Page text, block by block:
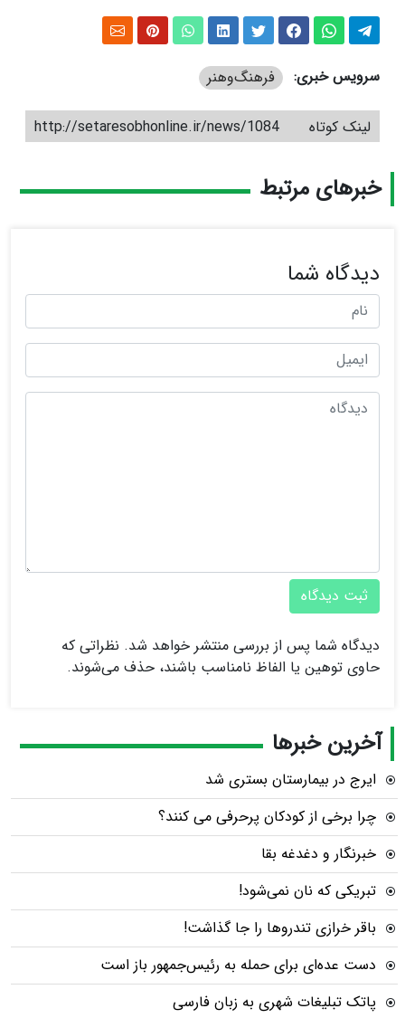
سرویس خبری: فرهنگ‌و‌هنر
لینک کوتاه http://setaresobhonline.ir/news/1084
خبرهای مرتبط
دیدگاه شما
ثبت دیدگاه
دیدگاه شما پس از بررسی منتشر خواهد شد. نظراتی که
حاوی توهین یا الفاظ نامناسب باشند، حذف می‌شوند.
آخرین خبرها
ایرج در بیمارستان بستری شد
چرا برخی از کودکان پرحرفی می کنند؟
خبرنگار و دغدغه بقا
تبریکی که نان نمی‌شود!
باقر خرازی تندروها را جا گذاشت!
دست عده‌ای برای حمله به رئیس‌جمهور باز است
پاتک تبلیغات شهری به زبان فارسی